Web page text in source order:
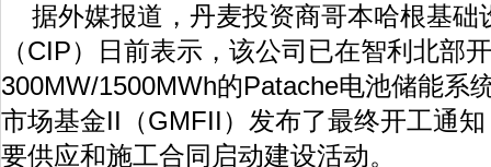
据外媒报道，丹麦投资商哥本哈根基础
（CIP）日前表示，该公司已在智利北部
300MW/1500MWh的Patache电池储能系
市场基金II（GMFII）发布了最终开工通
要供应和施工合同启动建设活动。